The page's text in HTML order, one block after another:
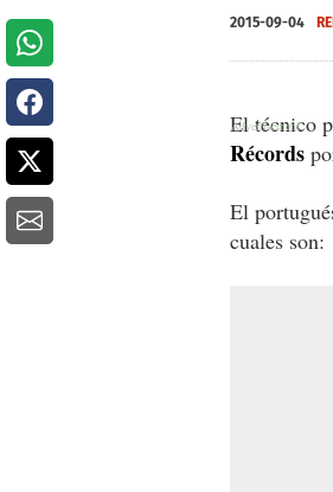
2015-09-04
El técnico
Récords
El
cuales son: